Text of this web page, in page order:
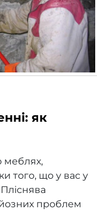
як
меблях,
того, що у вас у
проблем